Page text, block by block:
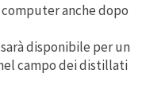
anche dopo
disponibile per un
campo dei distillati